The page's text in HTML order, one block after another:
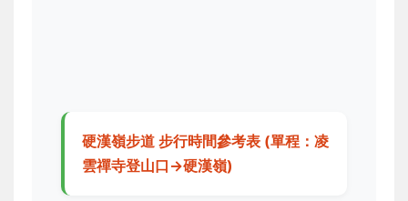
硬漢嶺步道 步行時間參考表 (單程：凌
雲禪寺登山口→硬漢嶺)